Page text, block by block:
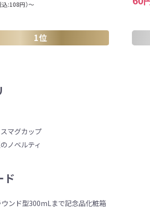
込:108円）～
1位
マグカップ
ノベルティ
ド
ンド型300mLまで記念品化粧箱